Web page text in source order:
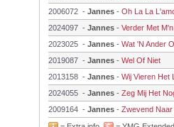
2006072 - Jannes - Oh La La
2024097 - Jannes - Verder Met
2023025 - Jannes - Wat 'N Ander
2019087 - Jannes - Wel Of Niet
2013158 - Jannes - Wij Vieren Het
2024055 - Jannes - Zeg Mij Het
2009164 - Jannes - Zwevend